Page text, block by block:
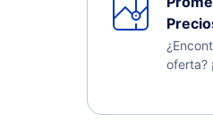
oferta?